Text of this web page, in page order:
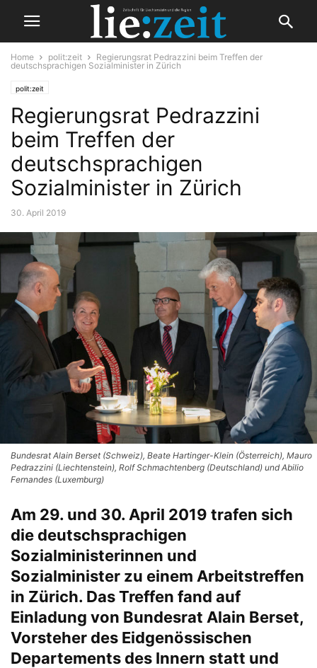
Home polit:zeit
Regierungsrat Pedrazzini beim Treffen der
deutschsprachigen Sozialminister in Zürich
polit:zeit
Regierungsrat Pedrazzini
beim Treffen der
deutschsprachigen
Sozialminister in Zürich
30. April 2019
Bundesrat Alain Berset (Schweiz), Beate Hartinger-Klein (Österreich), Mauro
Pedrazzini (Liechtenstein), Rolf Schmachtenberg (Deutschland) und Abilio
Fernandes (Luxemburg)
Am 29. und 30. April 2019 trafen sich
die deutschsprachigen
Sozialministerinnen und
Sozialminister zu einem Arbeitstreffen
in Zürich. Das Treffen fand auf
Einladung von Bundesrat Alain Berset,
Vorsteher des Eidgenössischen
Departements des Innern statt und